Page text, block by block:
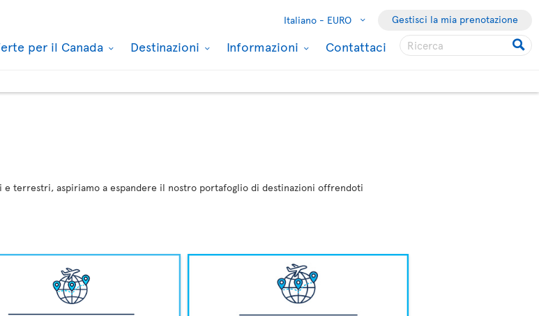
Italiano - EURO Gestisci la mia prenotazione
per il Canada Destinazioni Informazioni Contattaci
terrestri, aspiriamo a espandere il nostro portafoglio di destinazioni offrendoti